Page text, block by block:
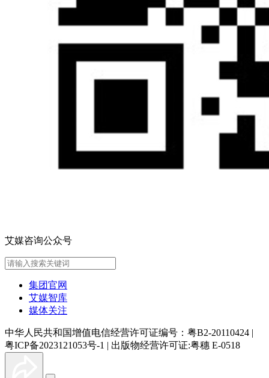
艾媒咨询公众号
集团官网
艾媒智库
媒体关注
中华人民共和国增值电信经营许可证编号：粤B2-20110424 |
粤ICP备2023121053号-1 | 出版物经营许可证:粤穗 E-0518